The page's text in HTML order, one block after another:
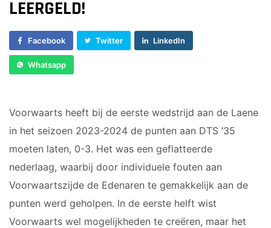
Veteranen
35/45 Plus
JO14-1
JO14-2
JO14-3
JO15-1
JO15-2
JO15-3
Ledenshop
LEERGELD!
Facebook Twitter LinkedIn
Whatsapp
Voorwaarts heeft bij de eerste wedstrijd aan de Laene
in het seizoen 2023-2024 de punten aan DTS ’35
moeten laten, 0-3. Het was een geflatteerde
nederlaag, waarbij door individuele fouten aan
Voorwaartszijde de Edenaren te gemakkelijk aan de
punten werd geholpen. In de eerste helft wist
Voorwaarts wel mogelijkheden te creëren, maar het